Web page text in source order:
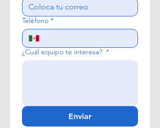
Teléfono *
¿Cuál equipo te interesa? *
Enviar